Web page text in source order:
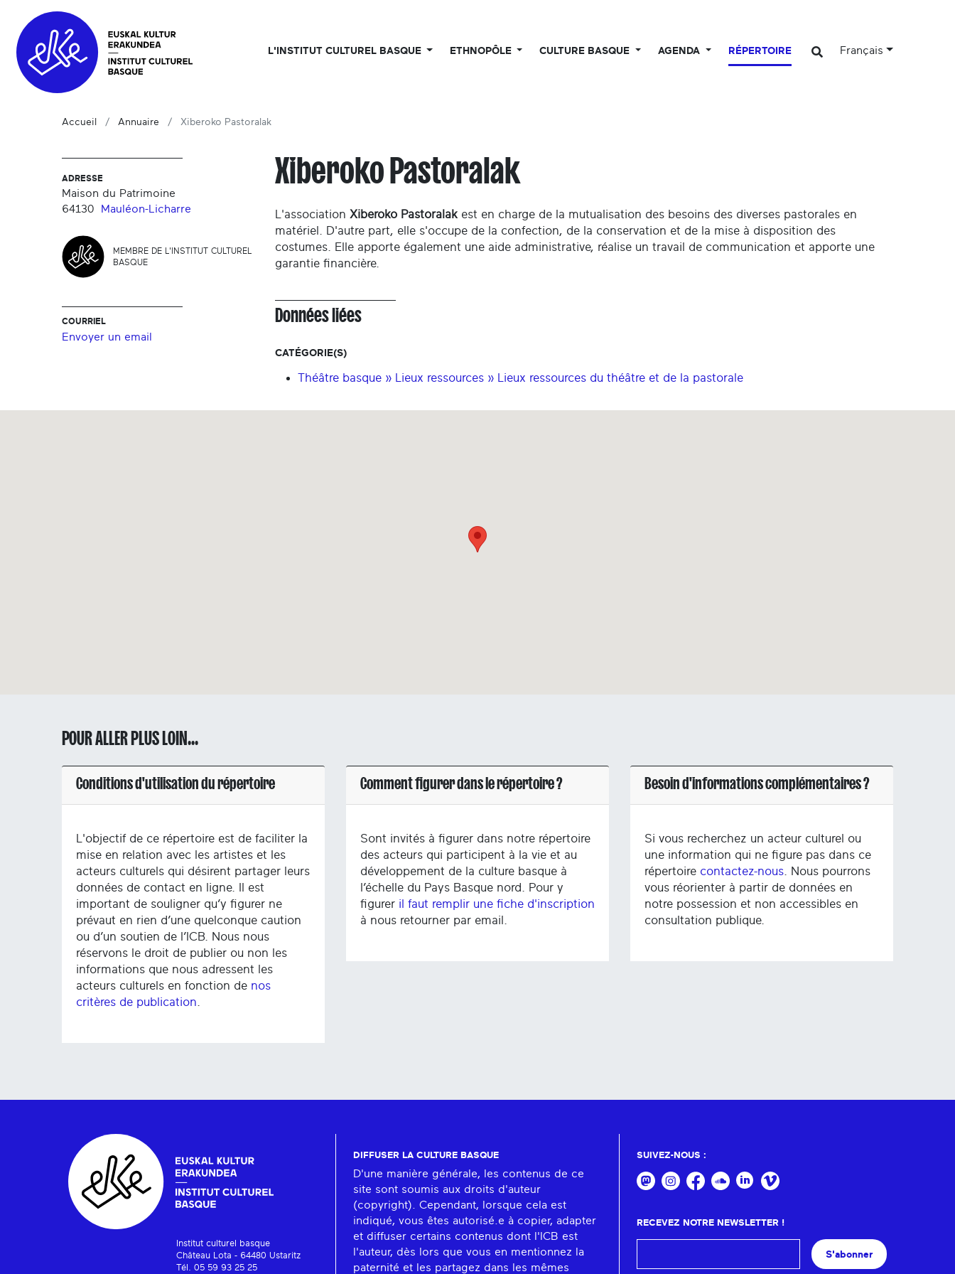
L'INSTITUT CULTUREL BASQUE ETHNOPÔLE CULTURE BASQUE AGENDA RÉPERTOIRE Français
Accueil Annuaire Xiberoko Pastoralak
ADRESSE
Maison du Patrimoine
64130
Mauléon-Licharre
MEMBRE DE L'INSTITUT CULTUREL
BASQUE
COURRIEL
Envoyer un email
Xiberoko Pastoralak
L'association Xiberoko Pastoralak est en charge de la mutualisation des besoins des diverses pastorales en
matériel. D'autre part, elle s'occupe de la confection, de la conservation et de la mise à disposition des
costumes. Elle apporte également une aide administrative, réalise un travail de communication et apporte une
garantie financière.
Données liées
CATÉGORIE(S)
Théâtre basque » Lieux ressources » Lieux ressources du théâtre et de la pastorale
POUR ALLER PLUS LOIN...
Conditions d'utilisation du répertoire
L'objectif de ce répertoire est de faciliter la
mise en relation avec les artistes et les
acteurs culturels qui désirent partager leurs
données de contact en ligne. Il est
important de souligner qu’y figurer ne
prévaut en rien d’une quelconque caution
ou d’un soutien de l’ICB. Nous nous
réservons le droit de publier ou non les
informations que nous adressent les
acteurs culturels en fonction de nos
critères de publication
Comment figurer dans le répertoire ?
Sont invités à figurer dans notre répertoire
des acteurs qui participent à la vie et au
développement de la culture basque à
l’échelle du Pays Basque nord. Pour y
figurer il faut remplir une fiche d'inscription
à nous retourner par email.
Besoin d'informations complémentaires ?
Si vous recherchez un acteur culturel ou
une information qui ne figure pas dans ce
répertoire contactez-nous. Nous pourrons
vous réorienter à partir de données en
notre possession et non accessibles en
consultation publique.
Institut culturel basque
Château Lota - 64480 Ustaritz
Tél. 05 59 93 25 25
DIFFUSER LA CULTURE BASQUE
D'une manière générale, les contenus de ce
site sont soumis aux droits d'auteur
(copyright). Cependant, lorsque cela est
indiqué, vous êtes autorisé.e à copier, adapter
et diffuser certains contenus dont l'ICB est
l'auteur, dès lors que vous en mentionnez la
paternité et les partagez dans les mêmes
SUIVEZ-NOUS :
RECEVEZ NOTRE NEWSLETTER !
S'abonner